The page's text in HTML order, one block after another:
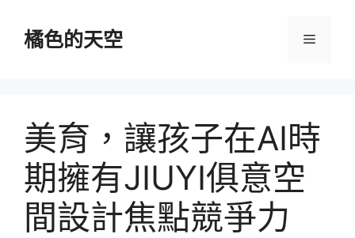
橘色的天空 選
美育，讓孩子在AI時
期擁有JIUYI俱意空
間設計焦點競爭力